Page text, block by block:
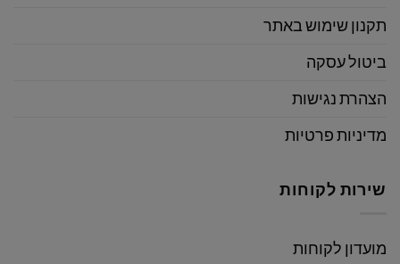
תקנון שימוש באתר
ביטול עסקה
הצהרת נגישות
מדיניות פרטיות
שירות לקוחות
מועדון לקוחות